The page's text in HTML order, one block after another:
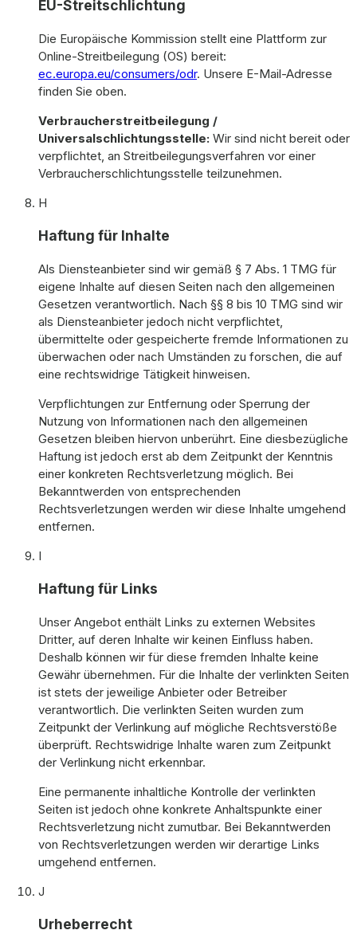
EU-Streitschlichtung
Die Europäische Kommission stellt eine Plattform zur
Online-Streitbeilegung (OS) bereit:
ec.europa.eu/consumers/odr. Unsere E-Mail-Adresse
finden Sie oben.
Verbraucherstreitbeilegung /
Universalschlichtungsstelle: Wir sind nicht bereit oder
verpflichtet, an Streitbeilegungsverfahren vor einer
Verbraucherschlichtungsstelle teilzunehmen.
H
Haftung für Inhalte
Als Diensteanbieter sind wir gemäß § 7 Abs. 1 TMG für
eigene Inhalte auf diesen Seiten nach den allgemeinen
Gesetzen verantwortlich. Nach §§ 8 bis 10 TMG sind wir
als Diensteanbieter jedoch nicht verpflichtet,
übermittelte oder gespeicherte fremde Informationen zu
überwachen oder nach Umständen zu forschen, die auf
eine rechtswidrige Tätigkeit hinweisen.
Verpflichtungen zur Entfernung oder Sperrung der
Nutzung von Informationen nach den allgemeinen
Gesetzen bleiben hiervon unberührt. Eine diesbezügliche
Haftung ist jedoch erst ab dem Zeitpunkt der Kenntnis
einer konkreten Rechtsverletzung möglich. Bei
Bekanntwerden von entsprechenden
Rechtsverletzungen werden wir diese Inhalte umgehend
entfernen.
I
Haftung für Links
Unser Angebot enthält Links zu externen Websites
Dritter, auf deren Inhalte wir keinen Einfluss haben.
Deshalb können wir für diese fremden Inhalte keine
Gewähr übernehmen. Für die Inhalte der verlinkten Seiten
ist stets der jeweilige Anbieter oder Betreiber
verantwortlich. Die verlinkten Seiten wurden zum
Zeitpunkt der Verlinkung auf mögliche Rechtsverstöße
überprüft. Rechtswidrige Inhalte waren zum Zeitpunkt
der Verlinkung nicht erkennbar.
Eine permanente inhaltliche Kontrolle der verlinkten
Seiten ist jedoch ohne konkrete Anhaltspunkte einer
Rechtsverletzung nicht zumutbar. Bei Bekanntwerden
von Rechtsverletzungen werden wir derartige Links
umgehend entfernen.
J
Urheberrecht